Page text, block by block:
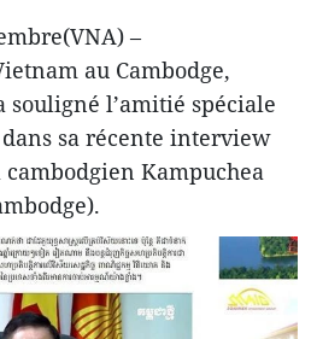
–
au Cambodge,
souligné l’amitié spéciale
sa récente interview
Kampuchea